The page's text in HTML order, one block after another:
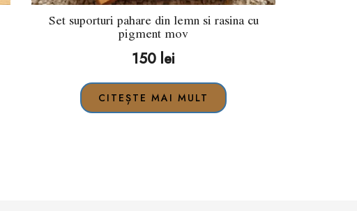
Set suporturi pahare din lemn si rasina cu
pigment mov
150 lei
CITEȘTE MAI MULT